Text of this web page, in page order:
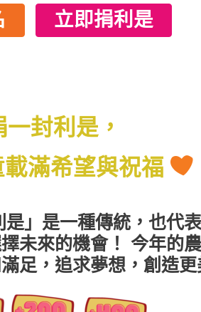
立即捐利是
一封利是，
滿希望與祝福
」是一種傳統，也代
未來的機會！ 今年的
足，追求夢想，創造